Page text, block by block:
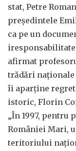
stat, Petre
președintele
ca pe un
iresponsabilitate
afirmat
trădări naționale
îi aparține
istoric, Florin
„În 1997, pentru
României Mari,
teritoriului